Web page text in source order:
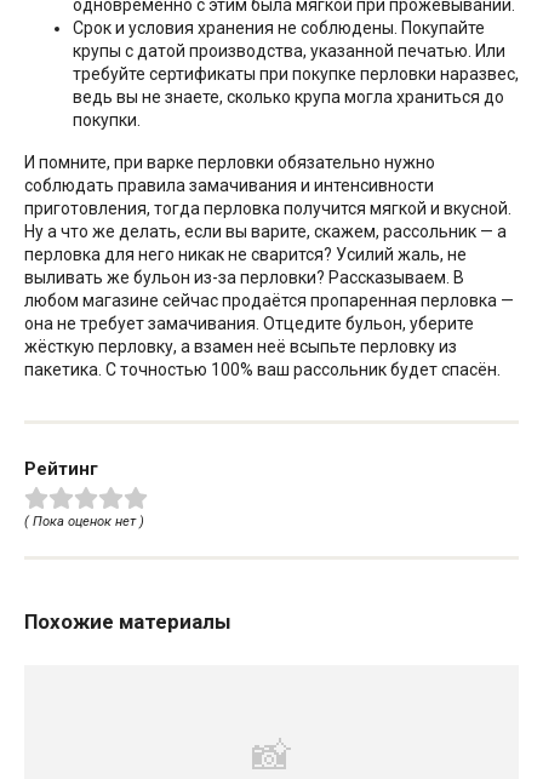
одновременно с этим была мягкой при прожёвывании.
Срок и условия хранения не соблюдены. Покупайте
крупы с датой производства, указанной печатью. Или
требуйте сертификаты при покупке перловки наразвес,
ведь вы не знаете, сколько крупа могла храниться до
покупки.
И помните, при варке перловки обязательно нужно
соблюдать правила замачивания и интенсивности
приготовления, тогда перловка получится мягкой и вкусной.
Ну а что же делать, если вы варите, скажем, рассольник — а
перловка для него никак не сварится? Усилий жаль, не
выливать же бульон из-за перловки? Рассказываем. В
любом магазине сейчас продаётся пропаренная перловка —
она не требует замачивания. Отцедите бульон, уберите
жёсткую перловку, а взамен неё всыпьте перловку из
пакетика. С точностью 100% ваш рассольник будет спасён.
Рейтинг
( Пока оценок нет )
Похожие материалы